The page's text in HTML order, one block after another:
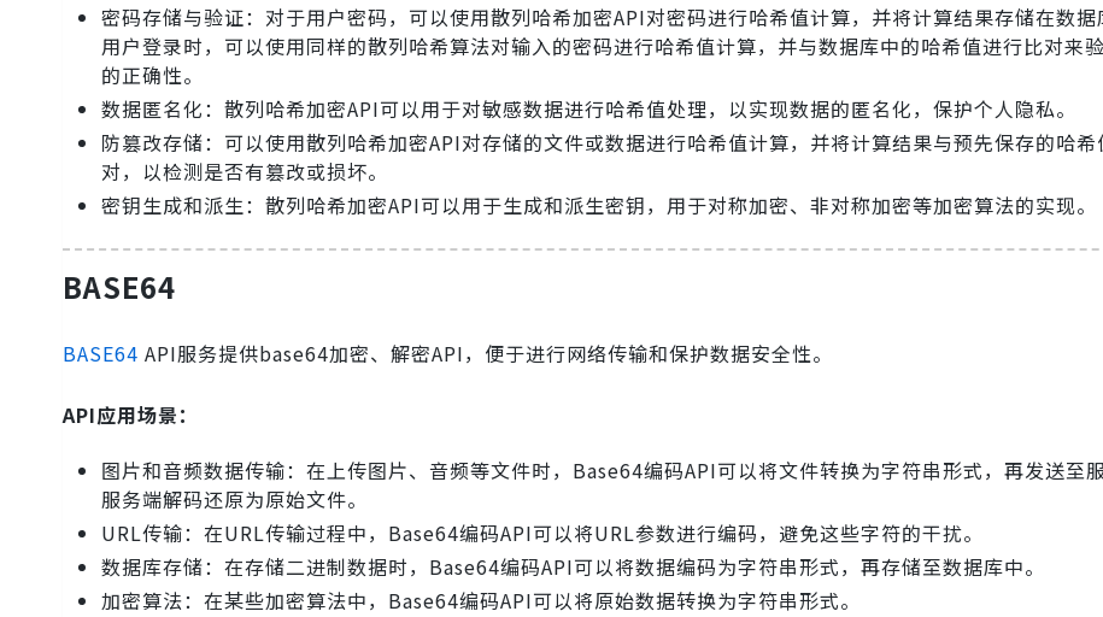
密码存储与验证：对于用户密码，可以使用散列哈希加密API对密码进行哈希值计算，并将计算结果存储在数据
用户登录时，可以使用同样的散列哈希算法对输入的密码进行哈希值计算，并与数据库中的哈希值进行比对来
的正确性。
数据匿名化：散列哈希加密API可以用于对敏感数据进行哈希值处理，以实现数据的匿名化，保护个人隐私。
防篡改存储：可以使用散列哈希加密API对存储的文件或数据进行哈希值计算，并将计算结果与预先保存的哈希
对，以检测是否有篡改或损坏。
密钥生成和派生：散列哈希加密API可以用于生成和派生密钥，用于对称加密、非对称加密等加密算法的实现。
BASE64
BASE64 API服务提供base64加密、解密API，便于进行网络传输和保护数据安全性。
API应用场景：
图片和音频数据传输：在上传图片、音频等文件时，Base64编码API可以将文件转换为字符串形式，再发送至服
服务端解码还原为原始文件。
URL传输：在URL传输过程中，Base64编码API可以将URL参数进行编码，避免这些字符的干扰。
数据库存储：在存储二进制数据时，Base64编码API可以将数据编码为字符串形式，再存储至数据库中。
加密算法：在某些加密算法中，Base64编码API可以将原始数据转换为字符串形式。